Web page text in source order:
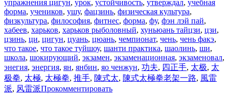
упражнения цигун, урок, устойчивость, утверждал, учебная
форма, учеников, ушу, фацзинь, физическая культура,
физкультура, философия, фитнес, форма, фу, фэн лэй пай,
хабеев, харьков, харьков рыболовный, хуньюань тайцзи, цзи,
цзинь, ци, цигун, цуань, цюань, чемпионат, чень, чень факэ,
что такое, что такое туйшоу, шанти практика, шаолинь, ши,
школа, шокирующий, экзамен, экзаменационная, экзаменовал,
энегия, энергия, ян, янбин, яо ченжун, 功夫, 四正手, 太极, 太
极拳, 太極, 太極拳, 推手, 陳式太, 陳式太極拳老架一路, 風雷
派, 风雷派Прокомментировать